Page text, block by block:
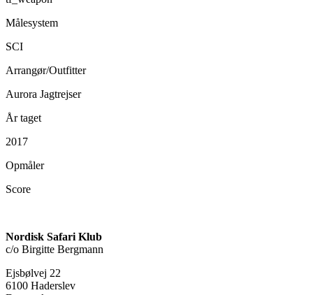
Målesystem
SCI
Arrangør/Outfitter
Aurora Jagtrejser
År taget
2017
Opmåler
Score
Nordisk Safari Klub
c/o Birgitte Bergmann
Ejsbølvej 22
6100 Haderslev